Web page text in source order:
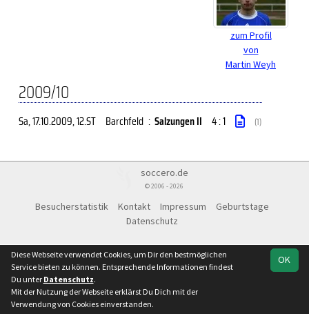
zum Profil
von
Martin Weyh
2009/10
Sa, 17.10.2009, 12.ST Barchfeld : Salzungen II 4 : 1 (1)
soccero.de
© 2006 - 2026
Besucherstatistik Kontakt Impressum
Geburtstage
Datenschutz
OK
Diese Webseite verwendet Cookies, um Dir den bestmöglichen
Service bieten zu können. Entsprechende Informationen findest
Du unter Datenschutz.
Mit der Nutzung der Webseite erklärst Du Dich mit der
Verwendung von Cookies einverstanden.